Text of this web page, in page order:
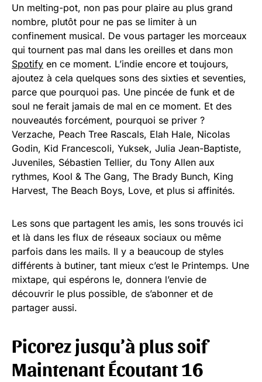
Un melting-pot, non pas pour plaire au plus grand
nombre, plutôt pour ne pas se limiter à un
confinement musical. De vous partager les morceaux
qui tournent pas mal dans les oreilles et dans mon
Spotify en ce moment. L’indie encore et toujours,
ajoutez à cela quelques sons des sixties et seventies,
parce que pourquoi pas. Une pincée de funk et de
soul ne ferait jamais de mal en ce moment. Et des
nouveautés forcément, pourquoi se priver ?
Verzache, Peach Tree Rascals, Elah Hale, Nicolas
Godin, Kid Francescoli, Yuksek, Julia Jean-Baptiste,
Juveniles, Sébastien Tellier, du Tony Allen aux
rythmes, Kool & The Gang, The Brady Bunch, King
Harvest, The Beach Boys, Love, et plus si affinités.
Les sons que partagent les amis, les sons trouvés ici
et là dans les flux de réseaux sociaux ou même
parfois dans les mails. Il y a beaucoup de styles
différents à butiner, tant mieux c’est le Printemps. Une
mixtape, qui espérons le, donnera l’envie de
découvrir le plus possible, de s’abonner et de
partager aussi.
Picorez jusqu’à plus soif
Maintenant Écoutant 16